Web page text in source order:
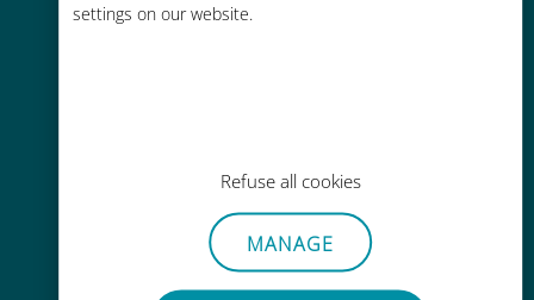
settings on our website.
Refuse all cookies
MANAGE
em minutos e escaneie-o